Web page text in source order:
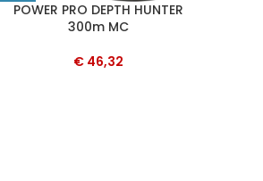
POWER PRO DEPTH HUNTER
300m MC
€46,32